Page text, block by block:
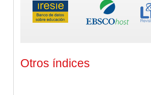
Otros índices